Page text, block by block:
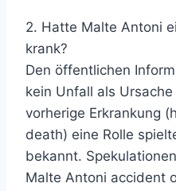
2. Hatte Malte Antoni
krank?
Den öffentlichen
kein Unfall als
vorherige Erkrankung
death) eine Rolle
bekannt.
Malte Antoni accident